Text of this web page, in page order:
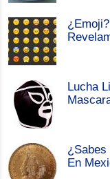
Lucha
¿Sabes
En